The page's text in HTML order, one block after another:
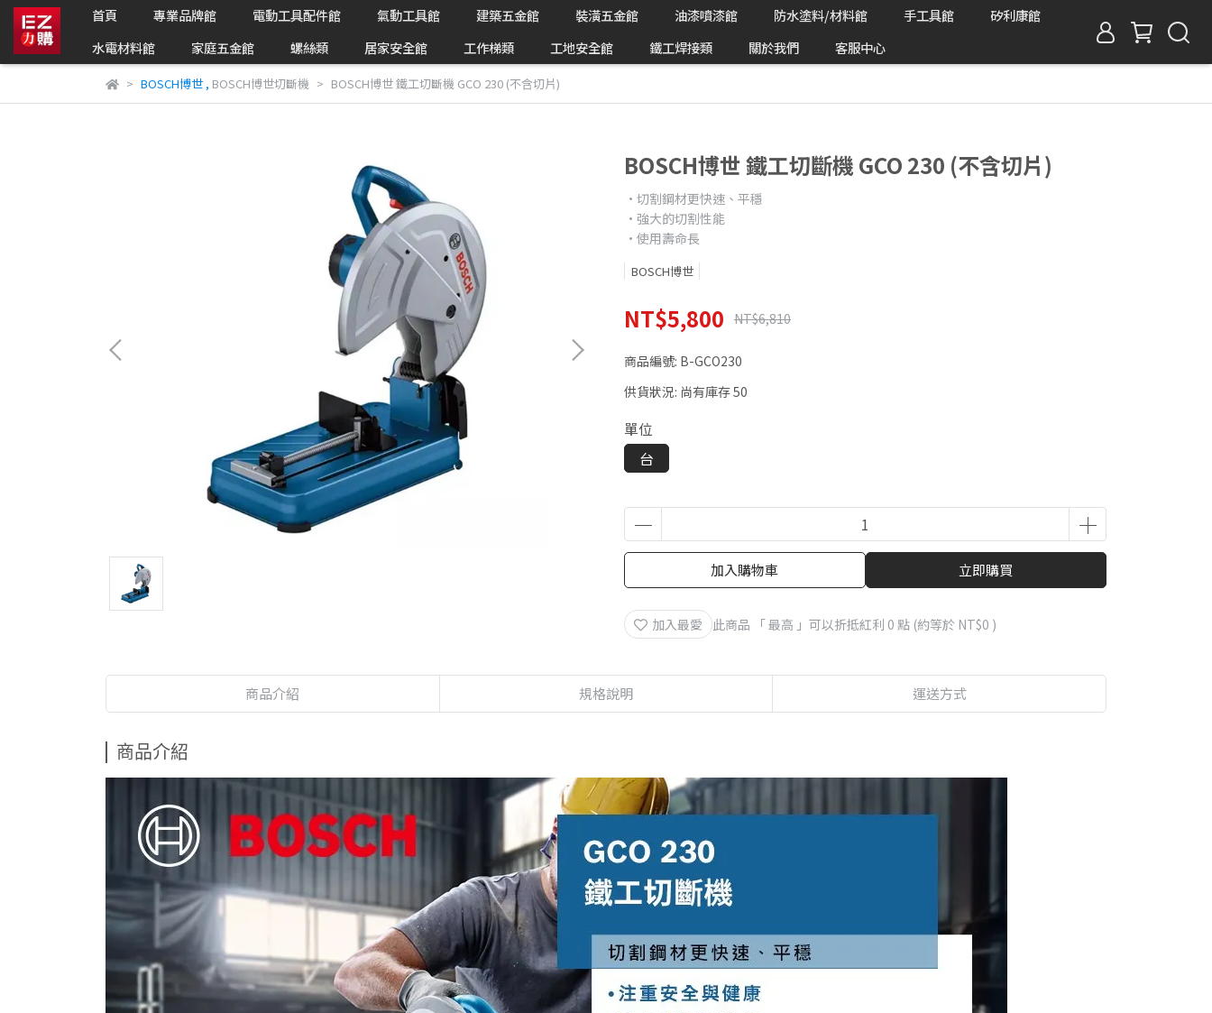
首頁 專業品牌館 電動工具配件館 氣動工具館 建築五金館 裝潢五金館 油漆噴漆館 防水塗料/材料館 手工具館
矽利康館
水電材料館
家庭五金館 螺絲類 居家安全館 工作梯類 工地安全館 鐵工焊接類 關於我們 客服中心
BOSCH博世, BOSCH博世切斷機 BOSCH博世 鐵工切斷機 GCO 230 (不含切片)
BOSCH博世 鐵工切斷機 GCO 230 (不含切片)
•切割鋼材更快速、平穩
•強大的切割性能
•使用壽命長
BOSCH博世
NT$5,800 NT$6,810
商品編號: B-GCO230
供貨狀況: 尚有庫存 50
單位
台
加入購物車 立即購買
加入最愛 此商品 「 最高 」可以折抵紅利 0 點 (約等於 NT$0 )
商品介紹 規格說明 運送方式
商品介紹